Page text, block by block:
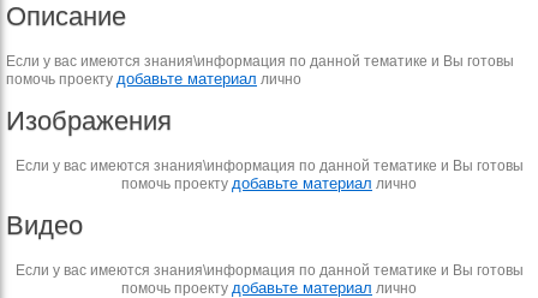
Описание
Если у вас имеются знания\информация по данной тематике и Вы готовы
помочь проекту добавьте материал лично
Изображения
Если у вас имеются знания\информация по данной тематике и Вы готовы
помочь проекту добавьте материал лично
Видео
Если у вас имеются знания\информация по данной тематике и Вы готовы
помочь проекту добавьте материал лично